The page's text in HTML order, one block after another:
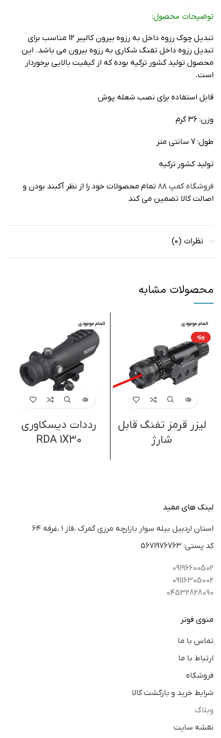
توضیحات محصول:
تبدیل چوک رزوه داخل به رزوه بیرون کالیبر 12 مناسب برای
تبدیل رزوه داخل تفنگ شکاری به رزوه بیرون می باشد. این
محصول تولید کشور ترکیه بوده که از کیفیت بالایی برخوردار
است.
قابل استفاده برای نصب شعله پوش
وزن: 36 گرم
طول: 7 سانتی متر
تولید کشور ترکیه
فروشگاه کمپ ۸۸
تمام محصولات خود را از نظر آکبند بودن و
اصالت کالا تضمین می کند
نظرات (0)
محصولات مشابه
اتمام موجودی
ویژه
لیزر قرمز تفنگ قابل
شارژ
اتمام موجودی
رددات دیسکاوری
RDA 1X30
لینک های مفید
استان اردبيل بيله سوار بازارچه مرزي گمرك ،فاز ١ ،غرفه ٦٤
كد پستي: 5671976763
09196600502
09116305002
04532828090
منوی فوتر
تماس با ما
ارتباط با ما
فروشکاه
شرایط خرید و بازگشت کالا
وبلاگ
نقشه سایت